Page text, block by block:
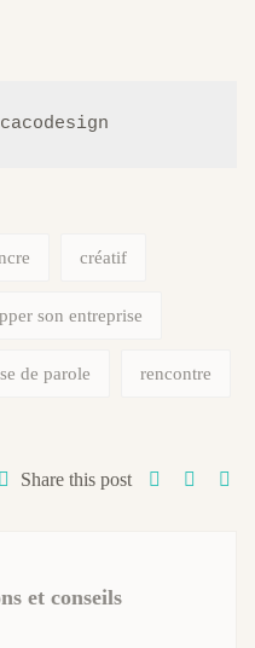
créatif
son entreprise
de parole rencontre
Share this post
et conseils